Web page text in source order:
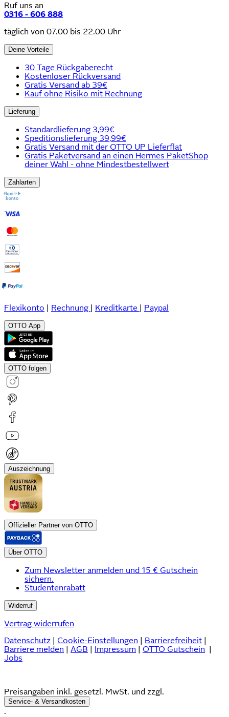
Ruf uns an
0316 - 606 888
täglich von 07.00 bis 22.00 Uhr
Deine Vorteile
30 Tage Rückgaberecht
Kostenloser Rückversand
Gratis Versand ab 39€
Kauf ohne Risiko mit Rechnung
Lieferung
Standardlieferung 3,99€
Speditionslieferung 39,99€
Gratis Versand mit der OTTO UP Lieferflat
Gratis Paketversand an einen Hermes PaketShop
deiner Wahl - ohne Mindestbestellwert
Zahlarten
Flexikonto Rechnung Kreditkarte Paypal
OTTO App
OTTO folgen
Auszeichnung
Offizieller Partner von OTTO
Über OTTO
Zum Newsletter anmelden und 15 € Gutschein
sichern.
Studentenrabatt
Widerruf
Vertrag widerrufen
Datenschutz
Cookie-Einstellungen Barrierefreiheit
Barriere melden
AGB Impressum OTTO Gutschein
Jobs
Preisangaben inkl. gesetzl. MwSt. und zzgl.
Service- & Versandkosten
.